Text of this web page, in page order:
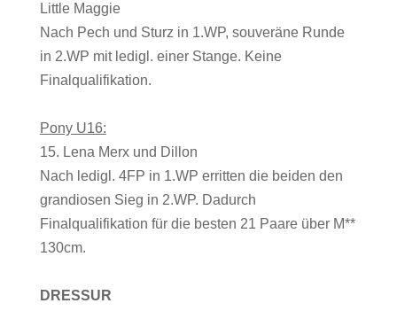
Little Maggie
Nach Pech und Sturz in 1.WP, souveräne Runde
in 2.WP mit ledigl. einer Stange. Keine
Finalqualifikation.
Pony U16:
15. Lena Merx und Dillon
Nach ledigl. 4FP in 1.WP erritten die beiden den
grandiosen Sieg in 2.WP. Dadurch
Finalqualifikation für die besten 21 Paare über M**
130cm.
DRESSUR